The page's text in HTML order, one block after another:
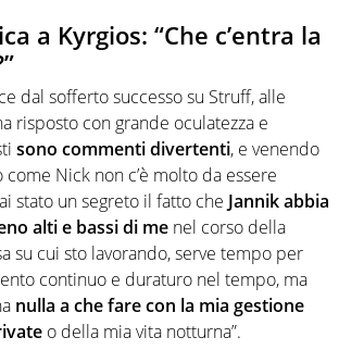
a Kyrgios: “Che c’entra la
dal sofferto successo su Struff, alle
risposto con grande oculatezza e
sono commenti divertenti, e venendo
Nick non c’è molto da essere
stato un segreto il fatto che Jannik abbia
alti e bassi di me nel corso della
su cui sto lavorando, serve tempo per
continuo e duraturo nel tempo, ma
nulla a che fare con la mia gestione
o della mia vita notturna”.